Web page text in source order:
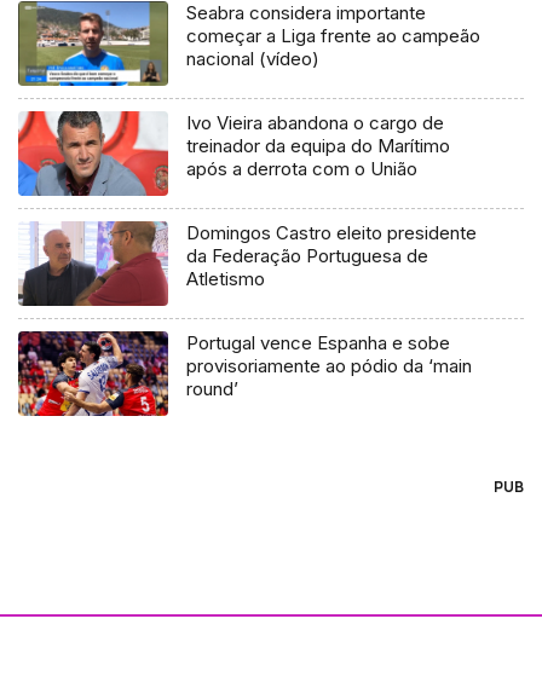
Seabra considera importante
começar a Liga frente ao campeão
nacional (vídeo)
Ivo Vieira abandona o cargo de
treinador da equipa do Marítimo
após a derrota com o União
Domingos Castro eleito presidente
da Federação Portuguesa de
Atletismo
Portugal vence Espanha e sobe
provisoriamente ao pódio da ‘main
round’
PUB